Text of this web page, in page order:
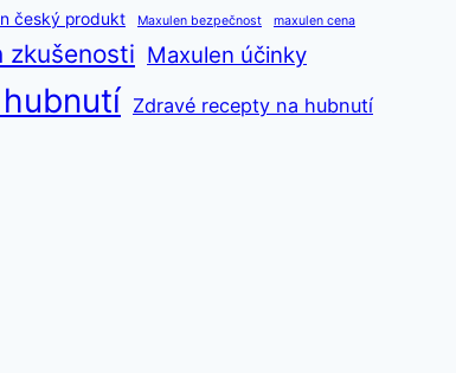
český produkt Maxulen bezpečnost maxulen cena
zkušenosti Maxulen účinky
Zdravé recepty na hubnutí